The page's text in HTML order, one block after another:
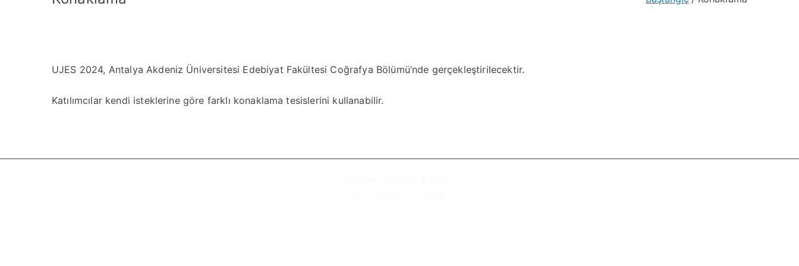
UJES 2024, Antalya Akdeniz Üniversitesi Edebiyat Fakültesi Coğrafya Bölümü’nde gerçekleştirilecektir.
Katılımcılar kendi isteklerine göre farklı konaklama tesislerini kullanabilir.